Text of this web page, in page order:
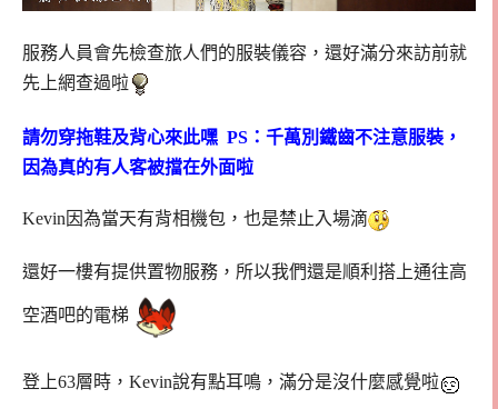
服務人員會先檢查旅人們的服裝儀容，還好滿分來訪前就
先上網查過啦
請勿穿拖鞋及背心來此嘿 PS：千萬別鐵齒不注意服裝，
因為真的有人客被擋在外面啦
Kevin因為當天有背相機包，也是禁止入場滴
還好一樓有提供置物服務，所以我們還是順利搭上通往高
空酒吧的電梯
登上63層時，Kevin說有點耳鳴，滿分是沒什麼感覺啦